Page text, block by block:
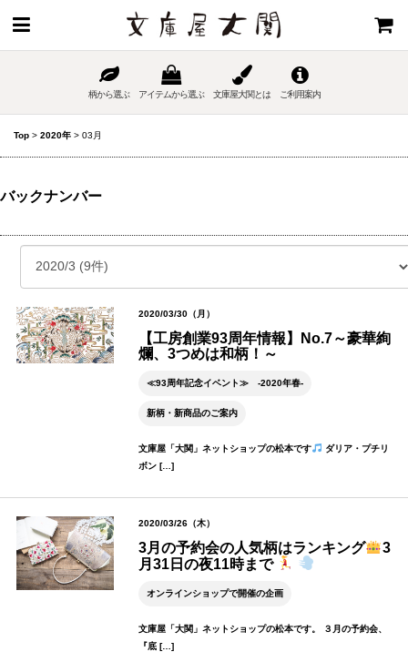
柄から選ぶ アイテムから選ぶ 文庫屋大関とは ご利用案内
Top > 2020年 > 03月
バックナンバー
2020/03/30（月）
【工房創業93周年情報】No.7～豪華絢
爛、3つめは和柄！～
≪93周年記念イベント≫ -2020年春-
新柄・新商品のご案内
文庫屋「大関」ネットショップの松本です
ダリア・プチリ
ボン […]
2020/03/26（木）
3月の予約会の人気柄はランキング
3
月31日の夜11時まで
オンラインショップで開催の企画
文庫屋「大関」ネットショップの松本です。 ３月の予約会、
『底 […]